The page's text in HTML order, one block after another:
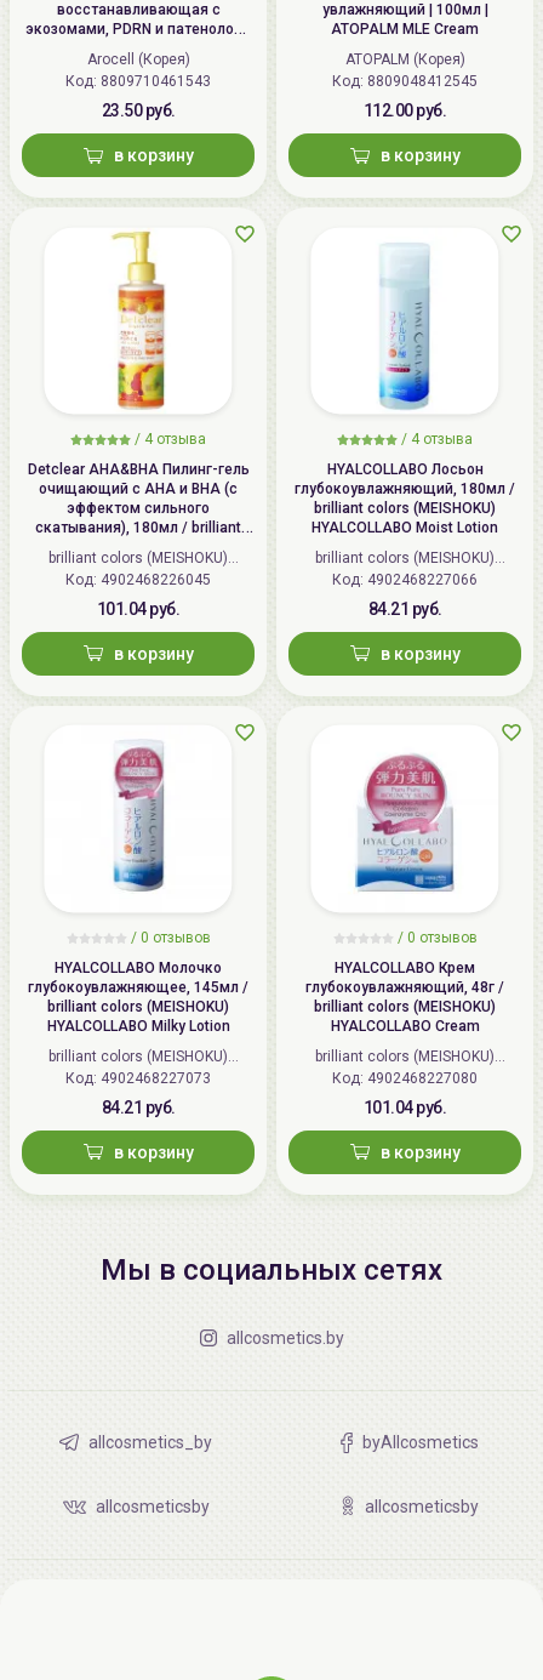
восстанавливающая с
экозомами, PDRN и патенолом |
25г | CICA REPAIR Panthenol Gel
Mask
Arocell (Корея)
Код: 8809710461543
23.50 руб.
в корзину
увлажняющий | 100мл |
ATOPALM MLE Cream
ATOPALM (Корея)
Код: 8809048412545
112.00 руб.
в корзину
/ 4 отзыва
Detclear AHA&BHA Пилинг-гель
очищающий с AHA и BHA (с
эффектом сильного
скатывания), 180мл / brilliant
colors (MEISHOKU) Detclear
Bright&Peel AHA&BHA Fruits
Peeling Jelly
brilliant colors (MEISHOKU)
(Япония)
Код: 4902468226045
101.04 руб.
в корзину
/ 4 отзыва
HYALCOLLABO Лосьон
глубокоувлажняющий, 180мл /
brilliant colors (MEISHOKU)
HYALCOLLABO Moist Lotion
brilliant colors (MEISHOKU)
(Япония)
Код: 4902468227066
84.21 руб.
в корзину
/ 0 отзывов
HYALCOLLABO Молочко
глубокоувлажняющее, 145мл /
brilliant colors (MEISHOKU)
HYALCOLLABO Milky Lotion
brilliant colors (MEISHOKU)
(Япония)
Код: 4902468227073
84.21 руб.
в корзину
/ 0 отзывов
HYALCOLLABO Крем
глубокоувлажняющий, 48г /
brilliant colors (MEISHOKU)
HYALCOLLABO Cream
brilliant colors (MEISHOKU)
(Япония)
Код: 4902468227080
101.04 руб.
в корзину
Мы в социальных сетях
allcosmetics.by
allcosmetics_by byAllcosmetics
allcosmeticsby allcosmeticsby